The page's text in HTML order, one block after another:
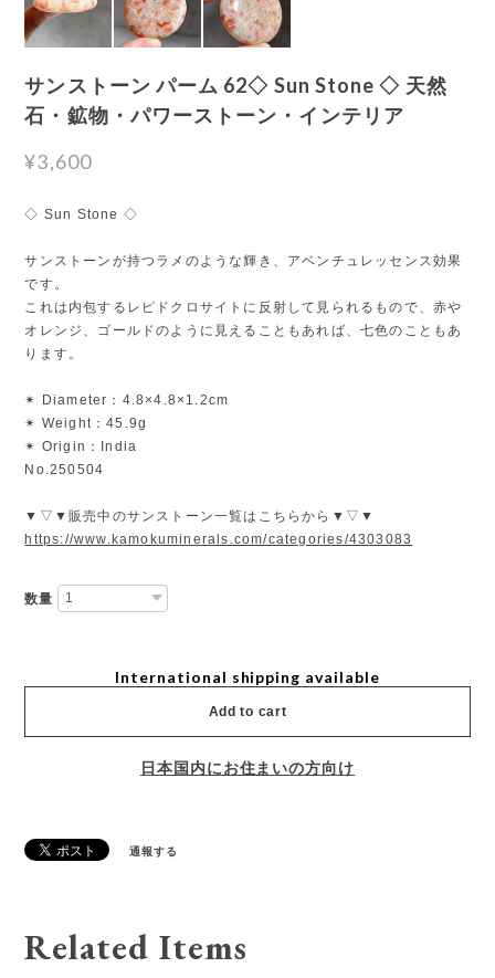
サンストーン パーム 62◇ Sun Stone ◇ 天然
石・鉱物・パワーストーン・インテリア
¥3,600
◇ Sun Stone ◇
サンストーンが持つラメのような輝き、アベンチュレッセンス効果
です。
これは内包するレピドクロサイトに反射して見られるもので、赤や
オレンジ、ゴールドのように見えることもあれば、七色のこともあ
ります。
✴︎ Diameter：4.8×4.8×1.2cm
✴︎ Weight：45.9g
✴︎ Origin：India
No.250504
▼▽▼販売中のサンストーン一覧はこちらから▼▽▼
https://www.kamokuminerals.com/categories/4303083
数量
International shipping available
Add to cart
日本国内にお住まいの方向け
通報する
Related Items